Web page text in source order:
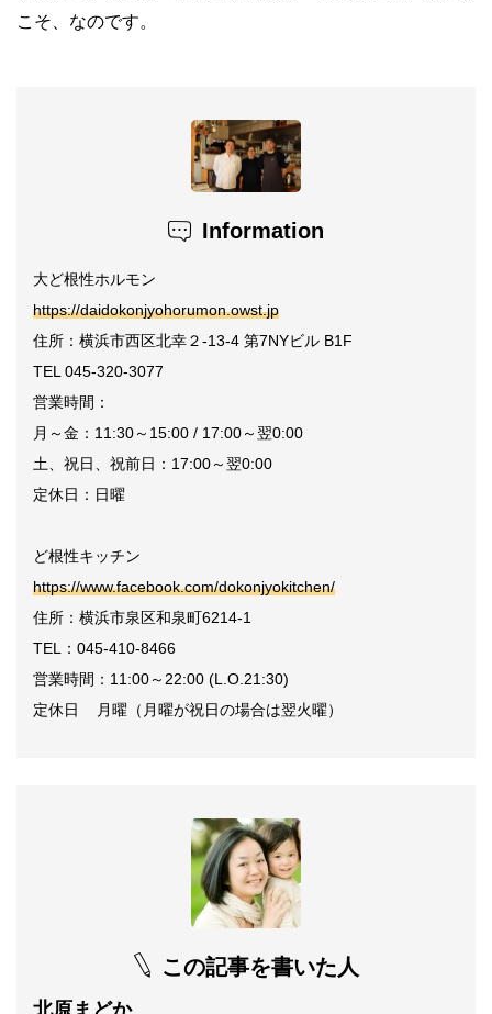
こそ、なのです。
Information
大ど根性ホルモン
https://daidokonjyohorumon.owst.jp
住所：横浜市西区北幸２-13-4 第7NYビル B1F
TEL 045-320-3077
営業時間：
月～金：11:30～15:00 / 17:00～翌0:00
土、祝日、祝前日：17:00～翌0:00
定休日：日曜
ど根性キッチン
https://www.facebook.com/dokonjyokitchen/
住所：横浜市泉区和泉町6214-1
TEL：045-410-8466
営業時間：11:00～22:00 (L.O.21:30)
定休日 月曜（月曜が祝日の場合は翌火曜）
この記事を書いた人